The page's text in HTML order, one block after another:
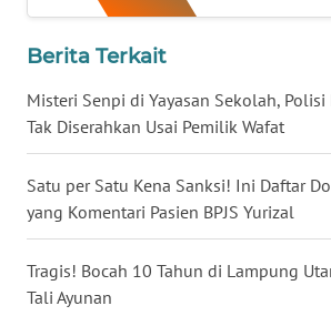
Berita Terkait
Misteri Senpi di Yayasan Sekolah,
Tak Diserahkan Usai Pemilik Wafat
Satu per Satu Kena Sanksi! Ini Daftar
yang Komentari Pasien BPJS Yurizal
Tragis! Bocah 10 Tahun di Lampung
Tali Ayunan
BABEL
SUMBAR
WN
SUMSEL
WN
BENGKULU